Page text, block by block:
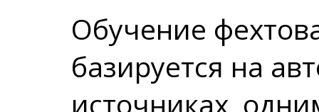
Обучение
базируется на
источниках,